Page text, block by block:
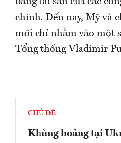
băng tài sản của các
chính. Đến nay, Mỹ và
mới chỉ nhằm vào một
Tổng thống Vladimir
CHỦ ĐỀ
Khủng hoảng tại